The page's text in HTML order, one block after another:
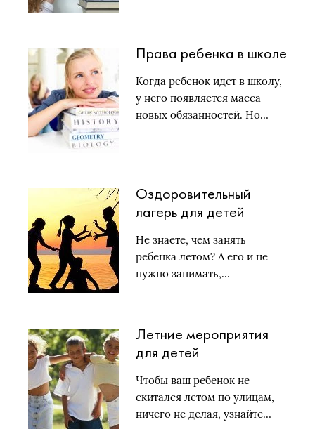
Права ребенка в школе
Когда ребенок идет в школу,
у него появляется масса
новых обязанностей. Но…
Оздоровительный
лагерь для детей
Не знаете, чем занять
ребенка летом? А его и не
нужно занимать,…
Летние мероприятия
для детей
Чтобы ваш ребенок не
скитался летом по улицам,
ничего не делая, узнайте…